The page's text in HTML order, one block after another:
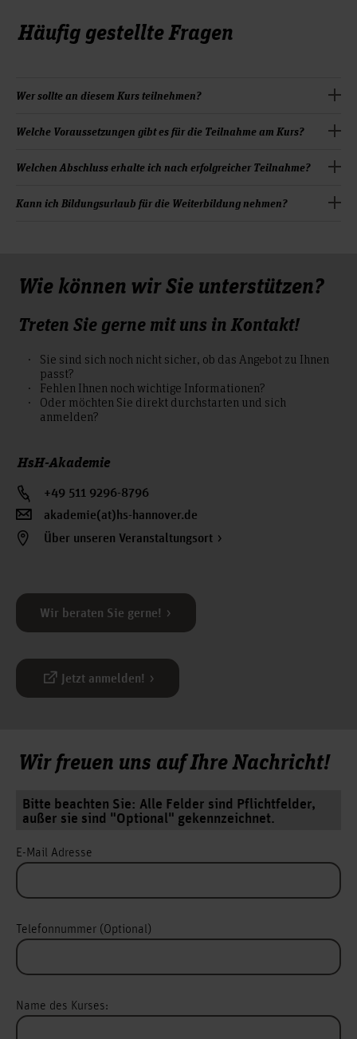
Häufig gestellte Fragen
Wer sollte an diesem Kurs teilnehmen?
Der Kurs richtet sich an aktive und zukünftige Fach- und
Unternehmensgrößen mit unterschiedlichen Ausbildungen
Welche Voraussetzungen gibt es für die Teilnahme am Kurs?
Es gibt keine spezifischen formalen Voraussetzungen für die
des Projektmanagements wird nicht vorausgesetzt.
Welchen Abschluss erhalte ich nach erfolgreicher Teilnahme?
Sie erhalten bei erfolgreichem Abschluss
Kann ich Bildungsurlaub für die Weiterbildung nehmen?
dem niedersächsischen Bildungsurlaubsgesetz anerkannt.
Wie können wir Sie unterstützen?
Treten Sie gerne mit uns in Kontakt!
Sie sind sich noch nicht sicher, ob das Angebot zu Ihnen
passt?
Fehlen Ihnen noch wichtige Informationen?
Oder möchten Sie direkt durchstarten und sich
anmelden?
HsH-Akademie
+49 511 9296-8796
akademie(at)hs-hannover.de
Über unseren Veranstaltungsort
Wir beraten Sie gerne!
Jetzt anmelden!
Wir freuen uns auf Ihre Nachricht!
Bitte beachten Sie: Alle Felder sind Pflichtfelder,
außer sie sind "Optional" gekennzeichnet.
E-Mail Adresse
Telefonnummer (Optional)
Name des Kurses: